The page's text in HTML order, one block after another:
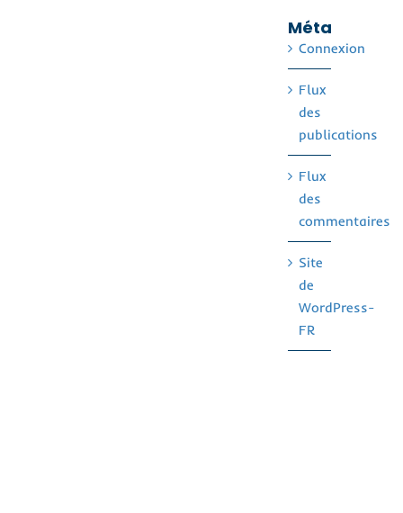
Méta
Connexion
Flux
des
publications
Flux
des
commentaires
Site
de
WordPress-
FR